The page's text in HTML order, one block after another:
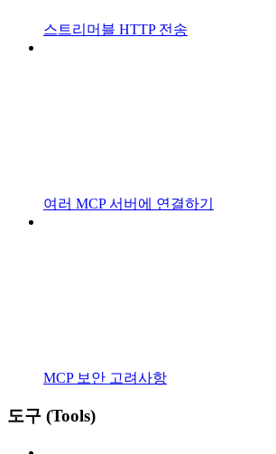
스트리머블 HTTP 전송
여러 MCP 서버에 연결하기
MCP 보안 고려사항
도구 (Tools)